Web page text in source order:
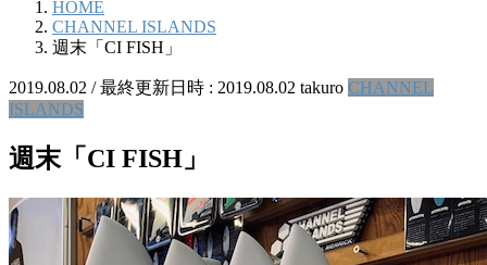
HOME
CHANNEL ISLANDS
週末「CI FISH」
2019.08.02 / 最終更新日時 : 2019.08.02 takuro CHANNEL
ISLANDS
週末「CI FISH」